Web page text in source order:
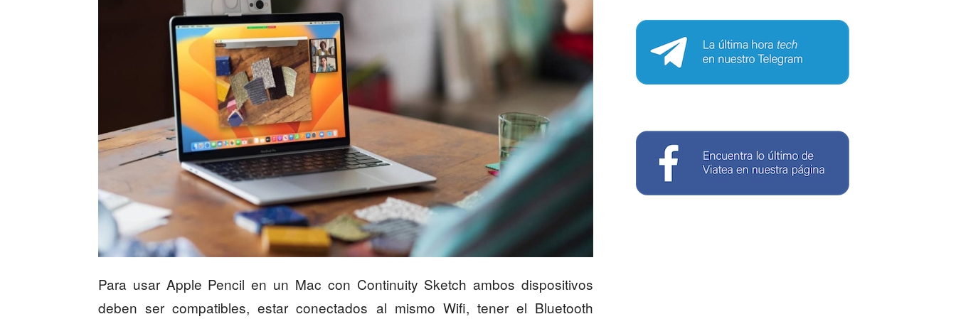
Para usar Apple Pencil en un Mac con Continuity Sketch ambos dispositivos
deben ser compatibles, estar conectados al mismo Wifi, tener el Bluetooth